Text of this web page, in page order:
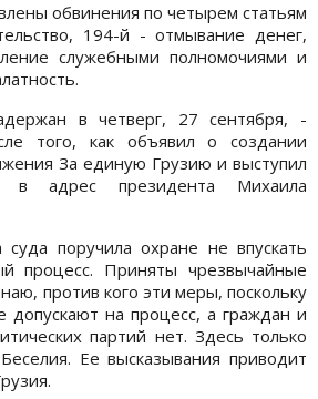
обвинения по четырем статьям
194-й - отмывание денег,
служебными полномочиями и
в четверг, 27 сентября, -
того, как объявил о создании
За единую Грузию и выступил
в адрес президента Михаила
суда поручила охране не впускать
процесс. Приняты чрезвычайные
против кого эти меры, поскольку
допускают на процесс, а граждан и
партий нет. Здесь только
Ее высказывания приводит